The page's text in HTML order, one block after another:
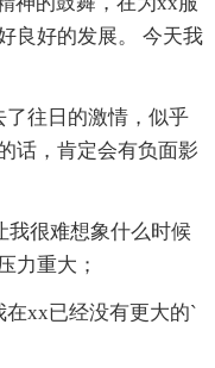
良好的发展。 今天我
往日的激情，似乎
话，肯定会有负面影
很难想象什么时候
力重大；
xx已经没有更大的`